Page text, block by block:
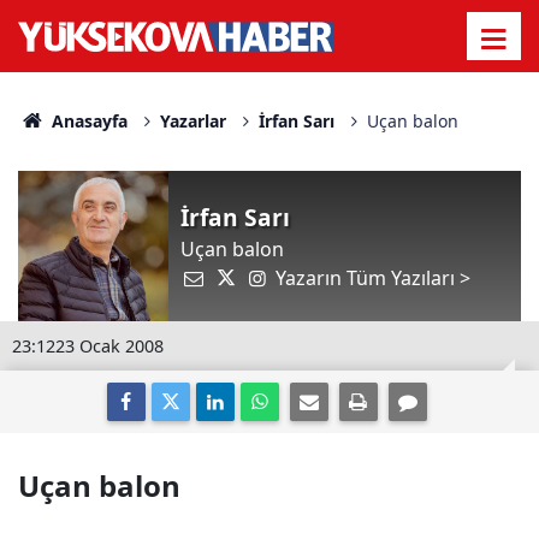
Anasayfa Yazarlar İrfan Sarı Uçan balon
İrfan Sarı
Uçan balon
Yazarın Tüm Yazıları >
23:1223 Ocak 2008
Uçan balon